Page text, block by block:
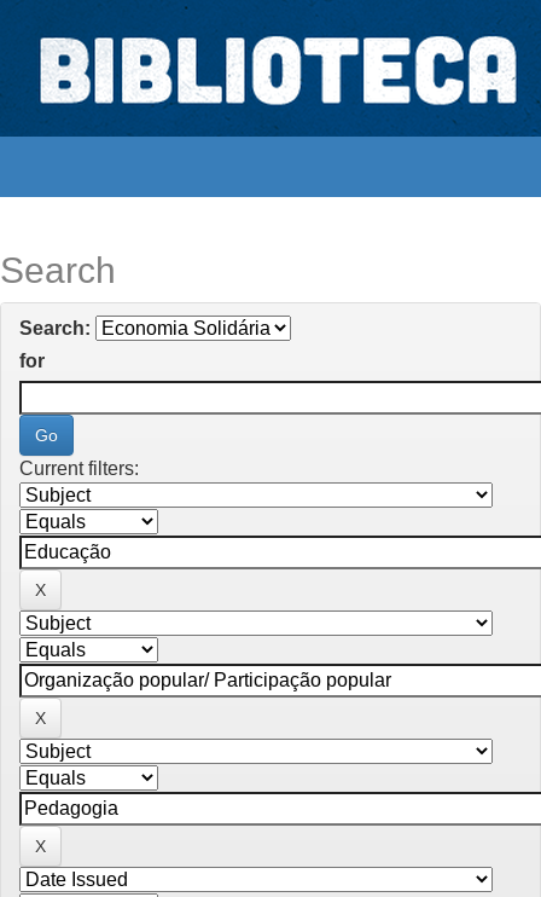
Skip
navigation
Biblioteca Digital Abong
Espaços para ajustar tela
Search
Search:
for
Current filters: